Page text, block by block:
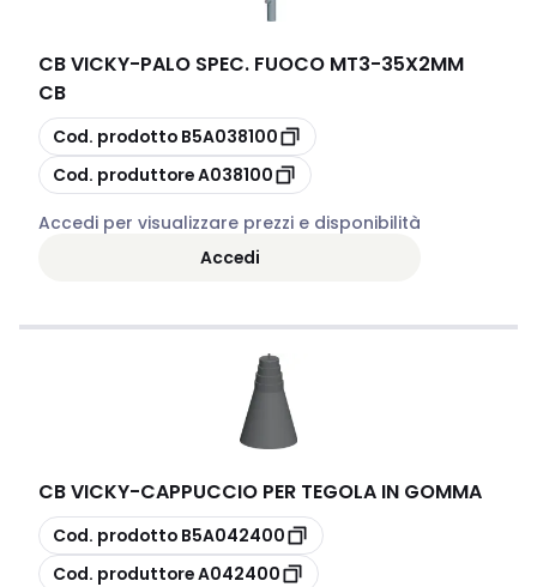
CB VICKY-PALO SPEC. FUOCO MT3-35X2MM
CB
copia
Cod. prodotto B5A038100
copia
Cod. produttoreA038100
Accedi per visualizzare prezzi e disponibilità
Accedi
CB VICKY-CAPPUCCIO PER TEGOLA IN GOMMA
copia
Cod. prodotto B5A042400
copia
Cod. produttoreA042400